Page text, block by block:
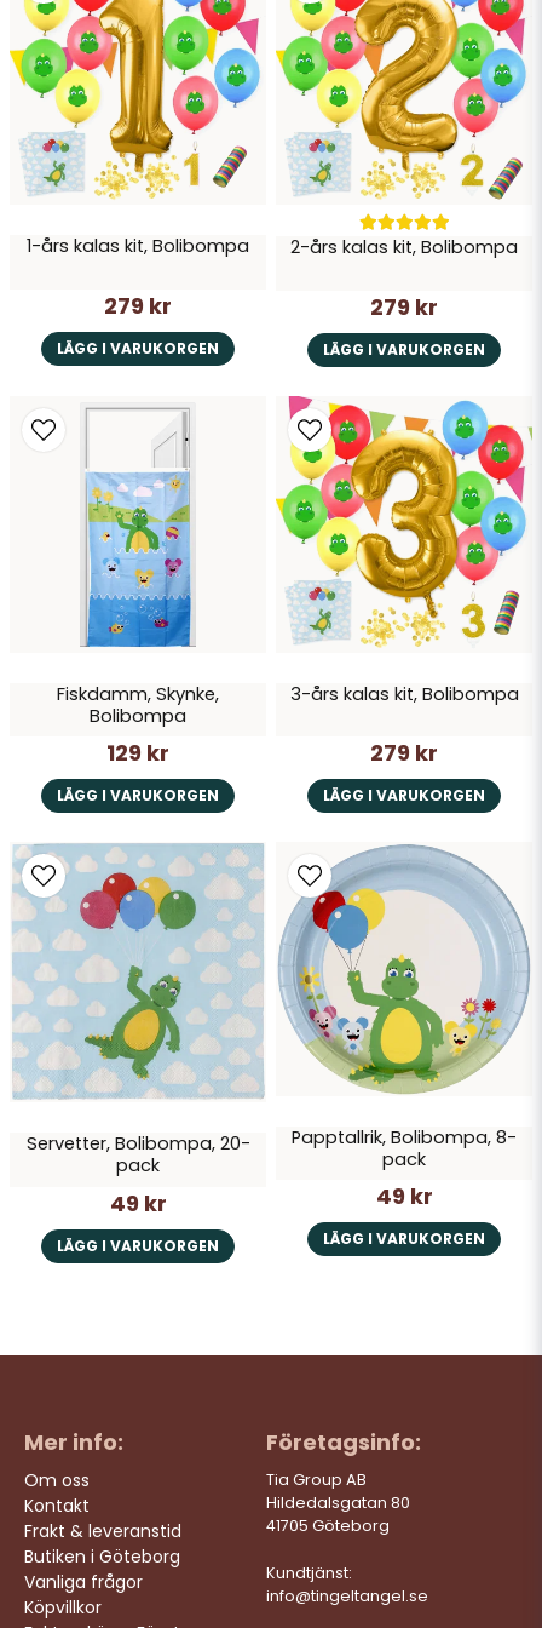
1-års kalas kit, Bolibompa
279 kr
LÄGG I VARUKORGEN
2-års kalas kit, Bolibompa
279 kr
LÄGG I VARUKORGEN
Fiskdamm, Skynke,
Bolibompa
129 kr
LÄGG I VARUKORGEN
3-års kalas kit, Bolibompa
279 kr
LÄGG I VARUKORGEN
Servetter, Bolibompa, 20-
pack
49 kr
LÄGG I VARUKORGEN
Papptallrik, Bolibompa, 8-
pack
49 kr
LÄGG I VARUKORGEN
Mer info:
Om oss
Kontakt
Frakt & leveranstid
Butiken i Göteborg
Vanliga frågor
Köpvillkor
Företagsinfo:
Tia Group AB
Hildedalsgatan 80
41705 Göteborg
Kundtjänst:
info@tingeltangel.se